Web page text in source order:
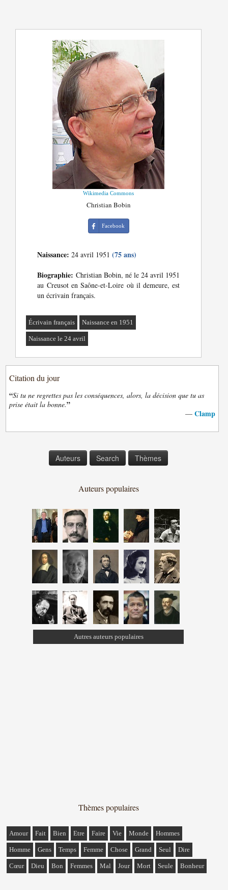
Wikimedia Commons
Christian Bobin
Facebook
Naissance: 24 avril 1951(75 ans)
Biographie: Christian Bobin, né le 24 avril 1951
au Creusot en Saône-et-Loire où il demeure, est
un écrivain français.
Écrivain français Naissance en 1951
Naissance le 24 avril
Citation du jour
“Si tu ne regrettes pas les conséquences, alors, la décision que tu as
prise était la bonne.”
— Clamp
Auteurs Search Thèmes
Auteurs populaires
Autres auteurs populaires
Thèmes populaires
Amour Fait Bien Etre Faire Vie Monde Hommes
Homme Gens Temps Femme Chose Grand Seul Dire
Cœur Dieu Bon Femmes Mal Jour Mort Seule Bonheur